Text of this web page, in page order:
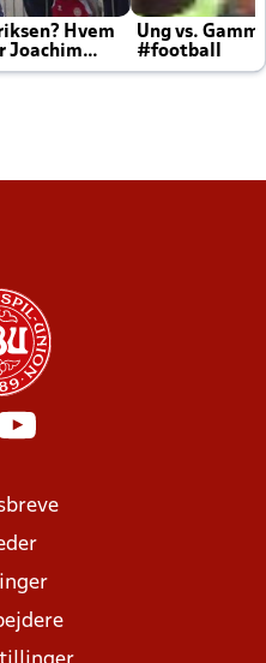
Hvem
Joachim
Ung vs.
#football